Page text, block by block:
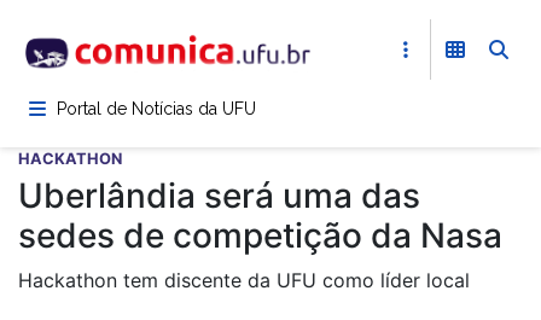
para
conteúdoPortal de Notícias da UFU
HACKATHON
Uberlândia será uma das
sedes de competição da Nasa
Hackathon tem discente da UFU como líder local